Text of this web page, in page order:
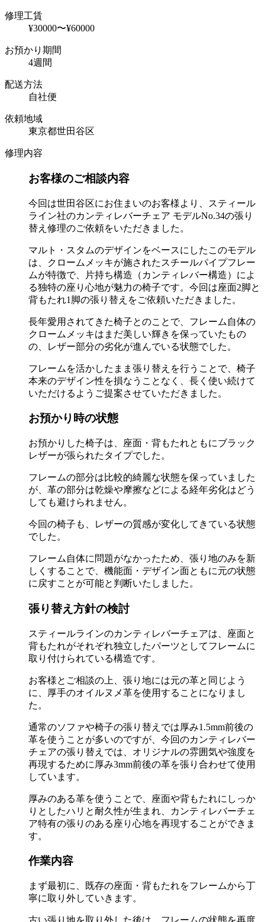
修理工賃
¥30000〜¥60000
お預かり期間
4週間
配送方法
自社便
依頼地域
東京都世田谷区
修理内容
お客様のご相談内容
今回は世田谷区にお住まいのお客様より、スティール
ライン社のカンティレバーチェア モデルNo.34の張り
替え修理のご依頼をいただきました。
マルト・スタムのデザインをベースにしたこのモデル
は、クロームメッキが施されたスチールパイプフレー
ムが特徴で、片持ち構造（カンティレバー構造）によ
る独特の座り心地が魅力の椅子です。今回は座面2脚と
背もたれ1脚の張り替えをご依頼いただきました。
長年愛用されてきた椅子とのことで、フレーム自体の
クロームメッキはまだ美しい輝きを保っていたもの
の、レザー部分の劣化が進んでいる状態でした。
フレームを活かしたまま張り替えを行うことで、椅子
本来のデザイン性を損なうことなく、長く使い続けて
いただけるようご提案させていただきました。
お預かり時の状態
お預かりした椅子は、座面・背もたれともにブラック
レザーが張られたタイプでした。
フレームの部分は比較的綺麗な状態を保っていました
が、革の部分は乾燥や摩擦などによる経年劣化はどう
しても避けられません。
今回の椅子も、レザーの質感が変化してきている状態
でした。
フレーム自体に問題がなかったため、張り地のみを新
しくすることで、機能面・デザイン面ともに元の状態
に戻すことが可能と判断いたしました。
張り替え方針の検討
スティールラインのカンティレバーチェアは、座面と
背もたれがそれぞれ独立したパーツとしてフレームに
取り付けられている構造です。
お客様とご相談の上、張り地には元の革と同じよう
に、厚手のオイルヌメ革を使用することになりまし
た。
通常のソファや椅子の張り替えでは厚み1.5mm前後の
革を使うことが多いのですが、今回のカンティレバー
チェアの張り替えでは、オリジナルの雰囲気や強度を
再現するために厚み3mm前後の革を張り合わせて使用
しています。
厚みのある革を使うことで、座面や背もたれにしっか
りとしたハリと耐久性が生まれ、カンティレバーチェ
ア特有の張りのある座り心地を再現することができま
す。
作業内容
まず最初に、既存の座面・背もたれをフレームから丁
寧に取り外していきます。
古い張り地を取り外した後は、フレームの状態を再度